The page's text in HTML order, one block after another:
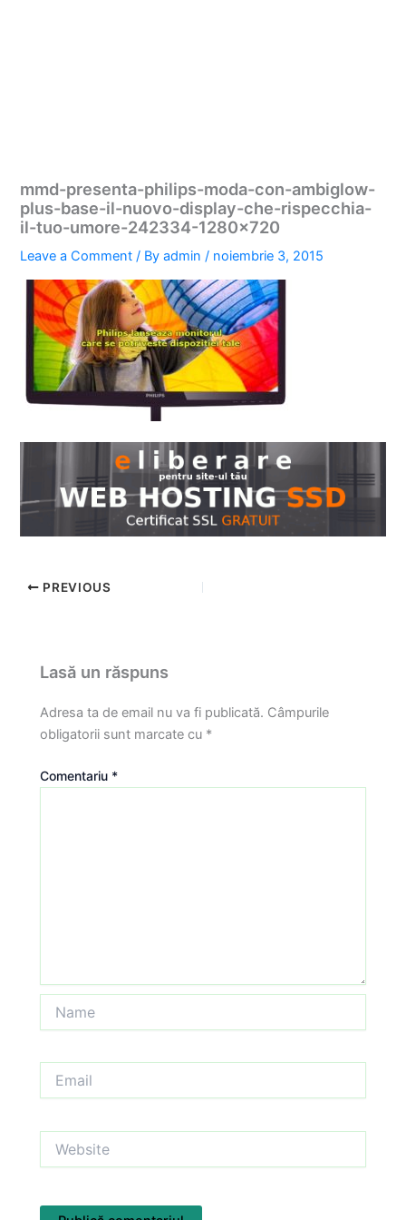
mmd-presenta-philips-moda-con-ambiglow-
plus-base-il-nuovo-display-che-rispecchia-
il-tuo-umore-242334-1280×720
Leave a Comment / Byadmin/ noiembrie 3, 2015
PREVIOUS
Lasă un răspuns
Adresa ta de email nu va fi publicată. Câmpurile
obligatorii sunt marcate cu *
Comentariu *